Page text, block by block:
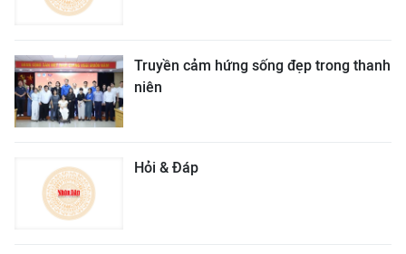
Truyền cảm hứng sống đẹp trong thanh
niên
Hỏi & Đáp